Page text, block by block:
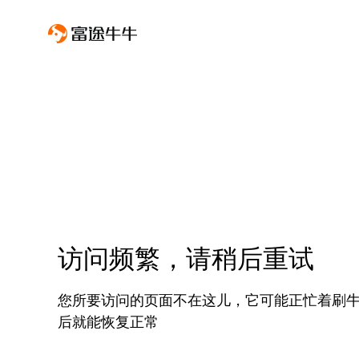
访问频繁，请稍后重试
您所要访问的页面不在这儿，它可能正忙着刷
后就能恢复正常